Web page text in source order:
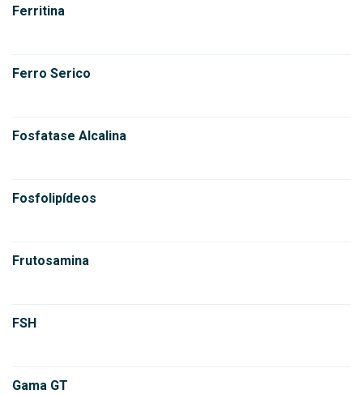
Ferritina
Ferro Serico
Fosfatase Alcalina
Fosfolipídeos
Frutosamina
FSH
Gama GT